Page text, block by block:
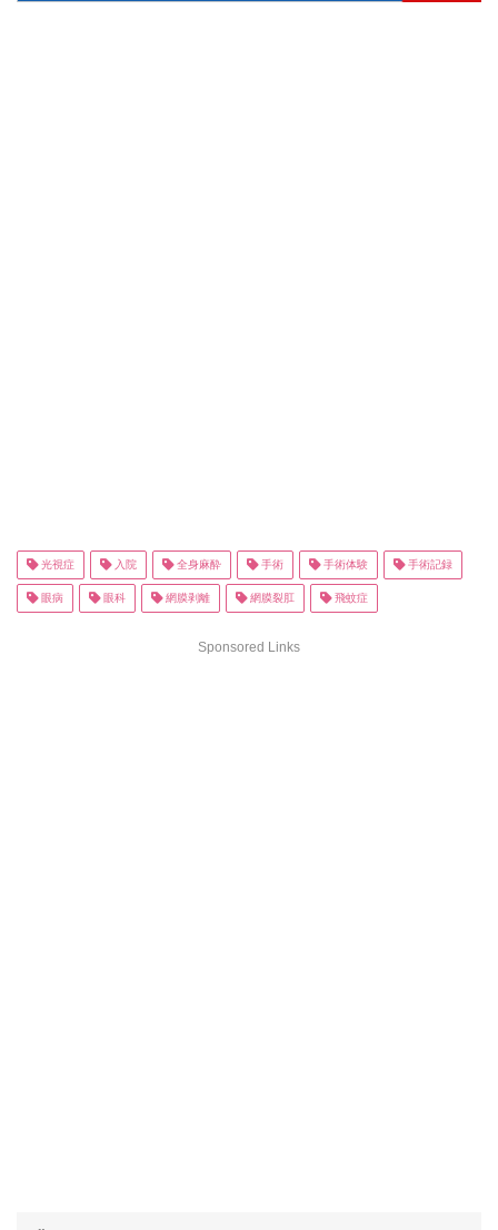
光視症 入院 全身麻酔 手術 手術体験 手術記録
眼病 眼科 網膜剥離 網膜裂肛 飛蚊症
Sponsored Links